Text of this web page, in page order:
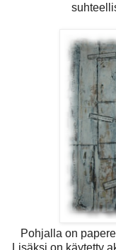
Pohjalla on
Lisäksi on käytetty